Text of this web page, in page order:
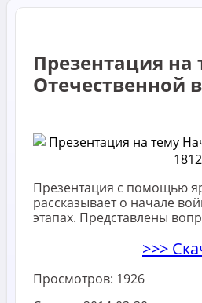
Презентация на
Отечественной
Презентация с помощью
рассказывает о начале
этапах. Представлены
>>>
Просмотров: 1926